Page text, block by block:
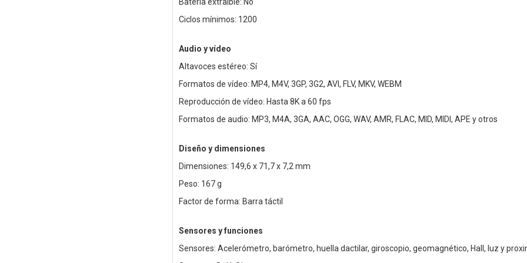
Ciclos mínimos: 1200
Audio y vídeo
Altavoces estéreo: Sí
Formatos de vídeo: MP4, M4V, 3GP, 3G2, AVI, FLV, MKV, WEBM
Reproducción de vídeo: Hasta 8K a 60 fps
Formatos de audio: MP3, M4A, 3GA, AAC, OGG, WAV, AMR, FLAC, MID, MIDI, APE y otros
Diseño y dimensiones
Dimensiones: 149,6 x 71,7 x 7,2 mm
Peso: 167 g
Factor de forma: Barra táctil
Sensores y funciones
Sensores: Acelerómetro, barómetro, huella dactilar, giroscopio, geomagnético, Hall, luz y